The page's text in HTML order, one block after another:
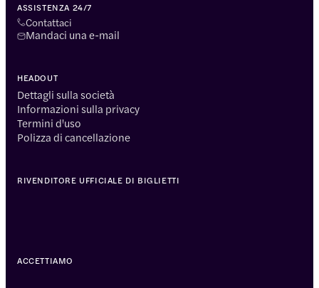
ASSISTENZA 24/7
Contattaci
Mandaci una e-mail
HEADOUT
Dettagli sulla società
Informazioni sulla privacy
Termini d'uso
Polizza di cancellazione
ACCETTIAMO
RIVENDITORE UFFICIALE DI BIGLIETTI